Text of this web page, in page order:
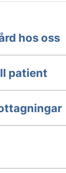
hos oss
patient